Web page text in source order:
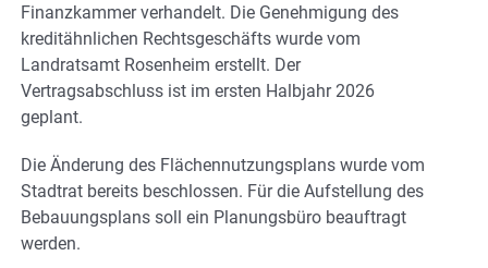
Finanzkammer verhandelt. Die Genehmigung des
kreditähnlichen Rechtsgeschäfts wurde vom
Landratsamt Rosenheim erstellt. Der
Vertragsabschluss ist im ersten Halbjahr 2026
geplant.
Die Änderung des Flächennutzungsplans wurde vom
Stadtrat bereits beschlossen. Für die Aufstellung des
Bebauungsplans soll ein Planungsbüro beauftragt
werden.